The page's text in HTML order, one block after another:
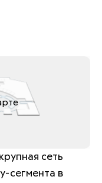
сеть
сегмента в